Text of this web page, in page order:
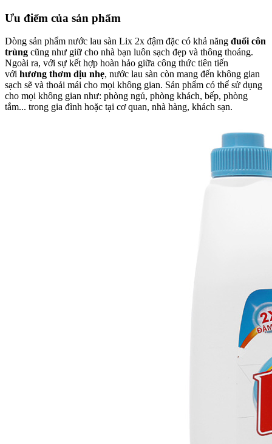
Ưu điểm của sản phẩm
Dòng sản phẩm nước lau sàn Lix 2x đậm đặc có khả năng đuổi côn
trùng cũng như giữ cho nhà bạn luôn sạch đẹp và thông thoáng.
Ngoài ra, với sự kết hợp hoàn hảo giữa công thức tiên tiến
với hương thơm dịu nhẹ, nước lau sàn còn mang đến không gian
sạch sẽ và thoải mái cho mọi không gian. Sản phẩm có thể sử dụng
cho mọi không gian như: phòng ngủ, phòng khách, bếp, phòng
tắm... trong gia đình hoặc tại cơ quan, nhà hàng, khách sạn.